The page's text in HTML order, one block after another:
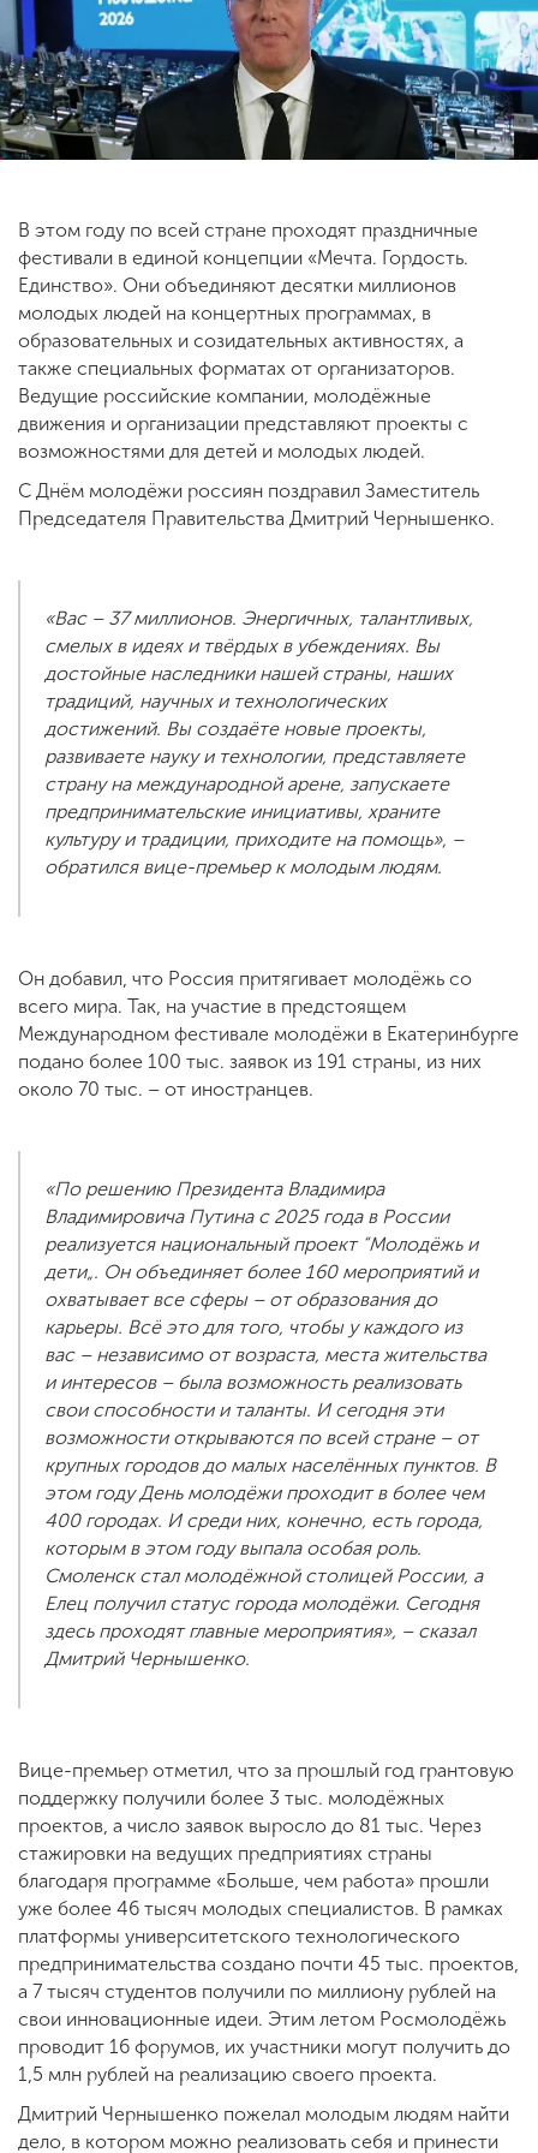
ENG SPN CHI
комиссия
+7 (831) 262-26-20
В этом году по всей стране проходят праздничные
фестивали в единой концепции «Мечта. Гордость.
Единство». Они объединяют десятки миллионов
молодых людей на концертных программах, в
образовательных и созидательных активностях, а
также специальных форматах от организаторов.
Ведущие российские компании, молодёжные
движения и организации представляют проекты с
возможностями для детей и молодых людей.
С Днём молодёжи россиян поздравил Заместитель
Председателя Правительства Дмитрий Чернышенко.
«Вас – 37 миллионов. Энергичных, талантливых,
смелых в идеях и твёрдых в убеждениях. Вы
достойные наследники нашей страны, наших
традиций, научных и технологических
достижений. Вы создаёте новые проекты,
развиваете науку и технологии, представляете
страну на международной арене, запускаете
предпринимательские инициативы, храните
культуру и традиции, приходите на помощь», –
обратился вице-премьер к молодым людям.
Он добавил, что Россия притягивает молодёжь со
всего мира. Так, на участие в предстоящем
Международном фестивале молодёжи в Екатеринбурге
подано более 100 тыс. заявок из 191 страны, из них
около 70 тыс. – от иностранцев.
«По решению Президента Владимира
Владимировича Путина с 2025 года в России
реализуется национальный проект “Молодёжь и
дети„. Он объединяет более 160 мероприятий и
охватывает все сферы – от образования до
карьеры. Всё это для того, чтобы у каждого из
вас – независимо от возраста, места жительства
и интересов – была возможность реализовать
свои способности и таланты. И сегодня эти
возможности открываются по всей стране – от
крупных городов до малых населённых пунктов. В
этом году День молодёжи проходит в более чем
400 городах. И среди них, конечно, есть города,
которым в этом году выпала особая роль.
Смоленск стал молодёжной столицей России, а
Елец получил статус города молодёжи. Сегодня
здесь проходят главные мероприятия», – сказал
Дмитрий Чернышенко.
Вице-премьер отметил, что за прошлый год грантовую
поддержку получили более 3 тыс. молодёжных
проектов, а число заявок выросло до 81 тыс. Через
стажировки на ведущих предприятиях страны
благодаря программе «Больше, чем работа» прошли
уже более 46 тысяч молодых специалистов. В рамках
платформы университетского технологического
предпринимательства создано почти 45 тыс. проектов,
а 7 тысяч студентов получили по миллиону рублей на
свои инновационные идеи. Этим летом Росмолодёжь
проводит 16 форумов, их участники могут получить до
1,5 млн рублей на реализацию своего проекта.
Дмитрий Чернышенко пожелал молодым людям найти
дело, в котором можно реализовать себя и принести